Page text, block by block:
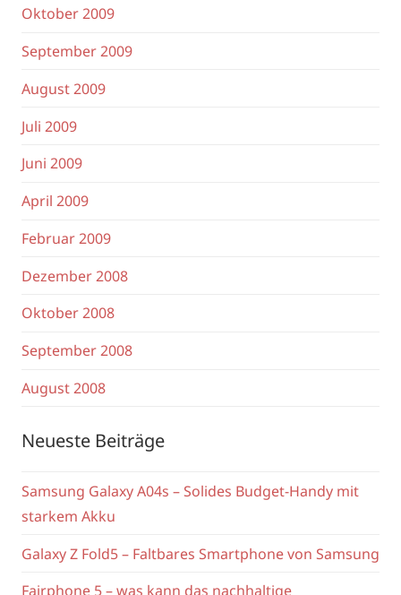
Oktober 2009
September 2009
August 2009
Juli 2009
Juni 2009
April 2009
Februar 2009
Dezember 2008
Oktober 2008
September 2008
August 2008
Neueste Beiträge
Samsung Galaxy A04s – Solides Budget-Handy mit
starkem Akku
Galaxy Z Fold5 – Faltbares Smartphone von Samsung
Fairphone 5 – was kann das nachhaltige